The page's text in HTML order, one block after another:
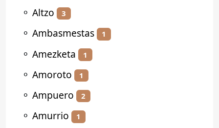
⚬ Altzo 3
⚬ Ambasmestas 1
⚬ Amezketa 1
⚬ Amoroto 1
⚬ Ampuero 2
⚬ Amurrio 1